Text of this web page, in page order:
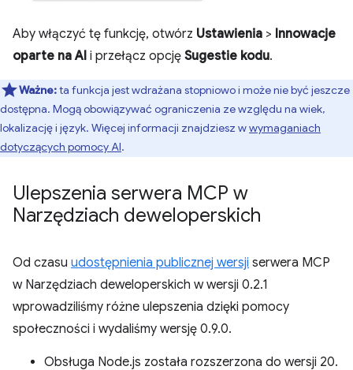
Aby włączyć tę funkcję, otwórz Ustawienia > Innowacje
oparte na AI i przełącz opcję Sugestie kodu.
Ważne:ta funkcja jest wdrażana stopniowo i może nie być jeszcze
dostępna. Mogą obowiązywać ograniczenia ze względu na wiek,
lokalizację i język. Więcej informacji znajdziesz wwymaganiach
dotyczących pomocy AI.
Ulepszenia serwera MCP w
Narzędziach deweloperskich
Od czasu udostępnienia publicznej wersji serwera MCP
w Narzędziach deweloperskich w wersji 0.2.1
wprowadziliśmy różne ulepszenia dzięki pomocy
społeczności i wydaliśmy wersję 0.9.0.
Obsługa Node.js została rozszerzona do wersji 20.